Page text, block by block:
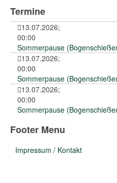
Termine
13.07.2026;
00:00
Sommerpause
13.07.2026;
00:00
Sommerpause
13.07.2026;
00:00
Sommerpause
Footer Menu
Impressum / Kontakt